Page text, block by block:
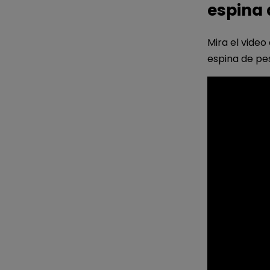
espina
Mira el
espina de